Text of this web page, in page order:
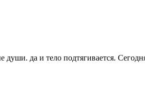
да и тело подтягивается.